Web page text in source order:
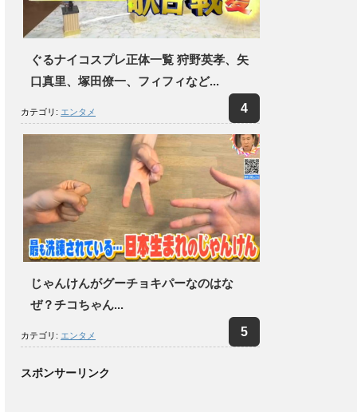
ぐるナイコスプレ正体一覧 狩野英孝、矢
口真里、塚田僚一、フィフィなど...
カテゴリ: エンタメ
じゃんけんがグーチョキパーなのはな
ぜ？チコちゃん...
カテゴリ: エンタメ
スポンサーリンク